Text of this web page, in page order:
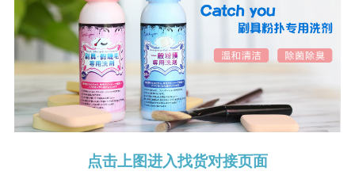
点击上图进入找货对接页面